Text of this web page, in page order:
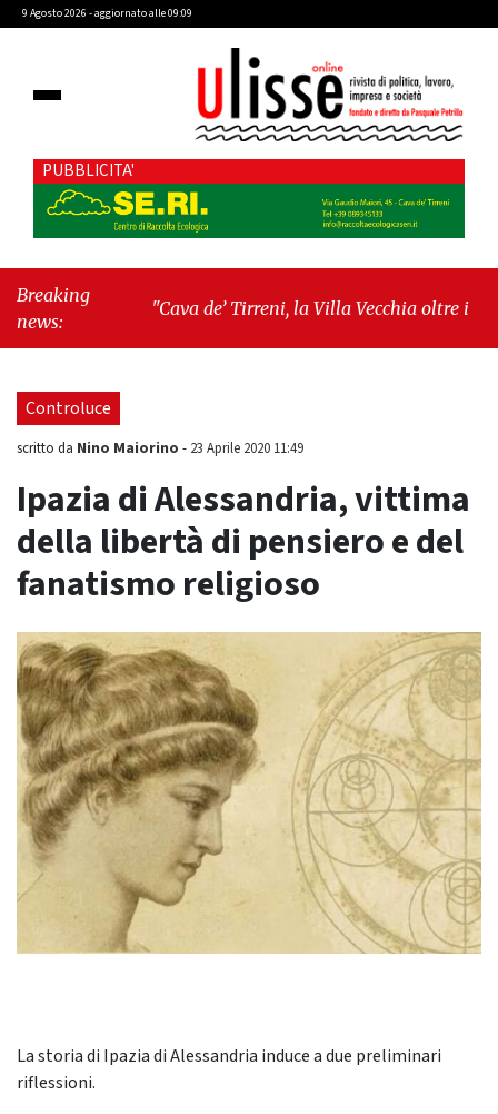
9 Agosto 2026 - aggiornato alle 09:09
PUBBLICITA'
Breaking
news:
"Cava de’ Tirreni, la Villa Vecchia oltre i vandali: il
consiliare: “Serve chiarezza!”"
Controluce
scritto da Nino Maiorino - 23 Aprile 2020 11:49
Ipazia di Alessandria, vittima
della libertà di pensiero e del
fanatismo religioso
La storia di Ipazia di Alessandria induce a due preliminari
riflessioni.